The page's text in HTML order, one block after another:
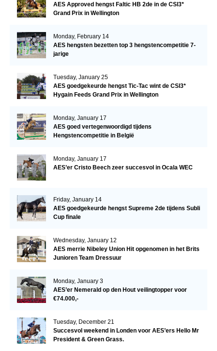
AES Approved hengst Faltic HB 2de in de CSI3*
Grand Prix in Wellington
Monday, February 14
AES hengsten bezetten top 3 hengstencompetitie 7-
jarige
Tuesday, January 25
AES goedgekeurde hengst Tic-Tac wint de CSI3*
Hygain Feeds Grand Prix in Wellington
Monday, January 17
AES goed vertegenwoordigd tijdens
Hengstencompetitie in België
Monday, January 17
AES’er Cristo Beech zeer succesvol in Ocala WEC
Friday, January 14
AES goedgekeurde hengst Supreme 2de tijdens Subli
Cup finale
Wednesday, January 12
AES merrie Nibeley Union Hit opgenomen in het Brits
Junioren Team Dressuur
Monday, January 3
AES’er Nemerald op den Hout veilingtopper voor
€74.000,-
Tuesday, December 21
Succesvol weekend in Londen voor AES’ers Hello Mr
President & Green Grass.